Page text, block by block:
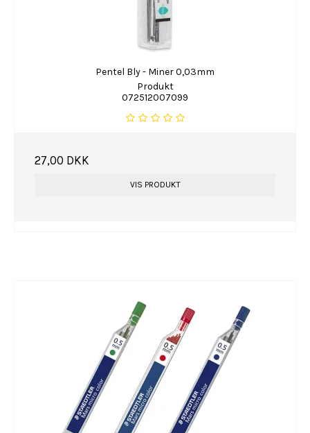
Pentel Bly - Miner 0,03mm
Produkt
072512007099
27,00 DKK
VIS PRODUKT